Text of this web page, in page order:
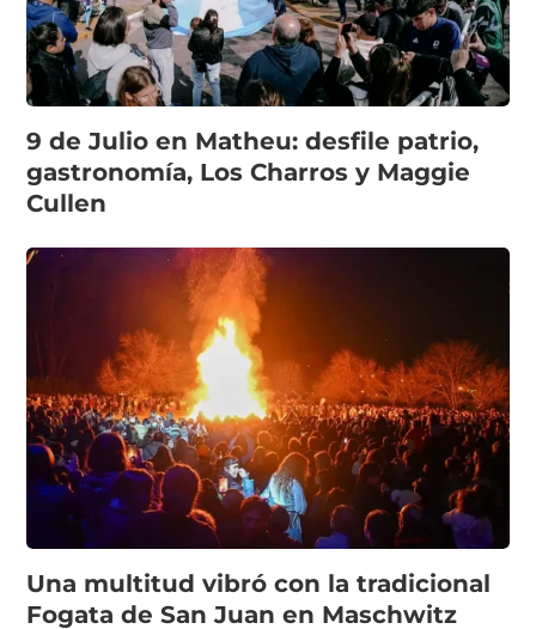
9 de Julio en Matheu: desfile patrio,
gastronomía, Los Charros y Maggie
Cullen
Una multitud vibró con la tradicional
Fogata de San Juan en Maschwitz